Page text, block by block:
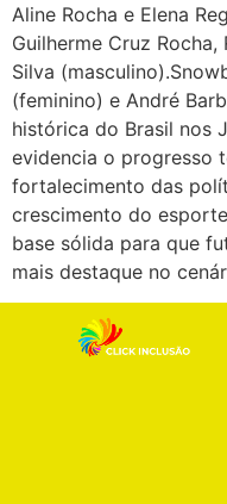
Aline Rocha e Elena
Guilherme Cruz
Silva
(feminino) e André
histórica do Brasil nos
evidencia o progresso
fortalecimento das
crescimento do
base sólida para que
mais destaque no